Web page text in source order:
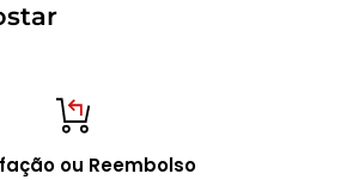
ou Reembolso